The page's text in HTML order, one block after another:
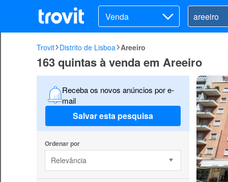
Venda
Trovit Distrito de Lisboa Areeiro
163 quintas à venda em Areeiro
Receba os novos anúncios por e-
mail
Salvar esta pesquisa
Ordenar por
Relevância